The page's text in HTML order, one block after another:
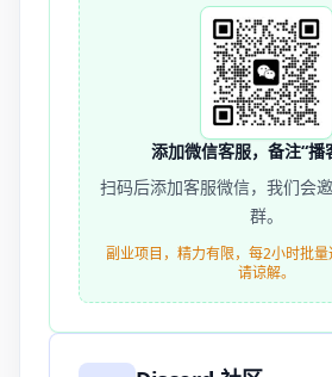
添加微信客服，备注“播
扫码后添加客服微信，我们会
群。
副业项目，精力有限，每2小时批
请谅解。